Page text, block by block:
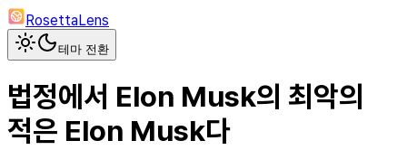
RosettaLens
테마 전환
법정에서 Elon Musk의 최악의
적은 Elon Musk다